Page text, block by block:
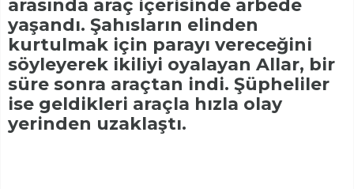
arasında araç içerisinde arbede
yaşandı. Şahısların elinden
kurtulmak için parayı vereceğini
söyleyerek ikiliyi oyalayan Allar, bir
süre sonra araçtan indi. Şüpheliler
ise geldikleri araçla hızla olay
yerinden uzaklaştı.